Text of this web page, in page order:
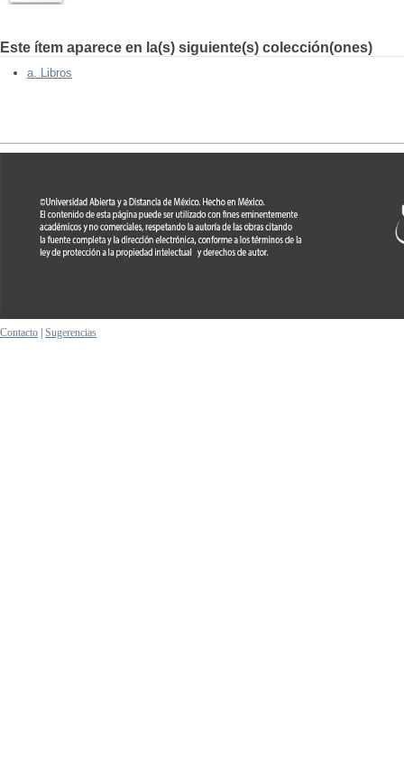
Este ítem aparece en la(s) siguiente(s) colección(ones)
a. Libros
Contacto Sugerencias